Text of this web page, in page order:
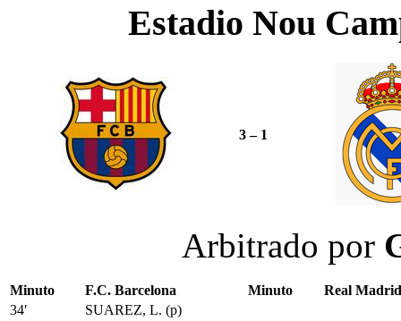
Estadio Nou
3 – 1
Arbitrado por
Minuto F.C. Barcelona Minuto
Real
34′
SUAREZ, L. (p)